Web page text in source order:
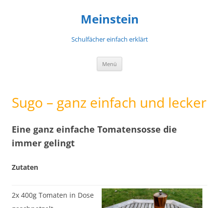
Meinstein
Schulfächer einfach erklärt
Menü
Sugo – ganz einfach und lecker
Eine ganz einfache Tomatensosse die
immer gelingt
Zutaten
2x 400g Tomaten in Dose